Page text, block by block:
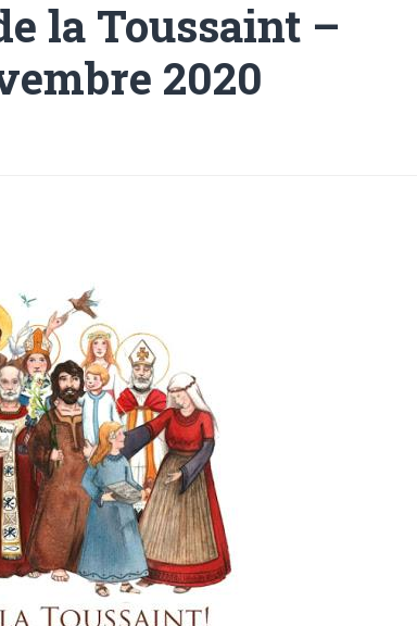
la Toussaint –
2020